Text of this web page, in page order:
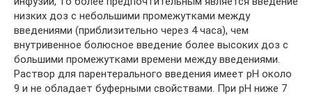
низких доз с небольшими промежутками между
введениями (приблизительно через 4 часа), чем
внутривенное болюсное введение более высоких доз с
большими промежутками времени между введениями.
Раствор для парентерального введения имеет рН около
9 и не обладает буферными свойствами. При рН ниже 7